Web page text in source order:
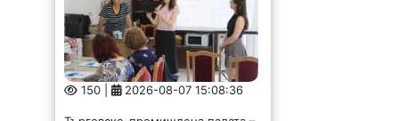
150 | 2026-08-07 15:08:36